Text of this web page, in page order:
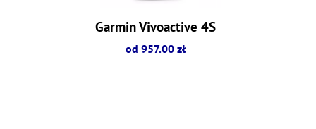
Garmin Vivoactive 4S
od 957.00 zł